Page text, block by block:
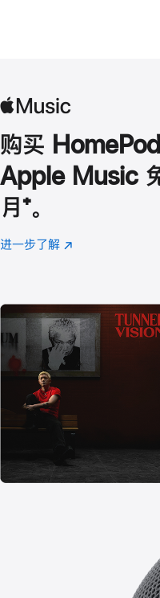
购买 HomePod
Apple Music
月 脚
注
⁺。
进一步了解 Apple
(在
口
中
打
开)